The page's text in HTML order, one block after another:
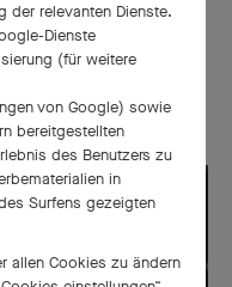
der
der relevanten Dienste.
Dienste
(für weitere
von Google) sowie
bereitgestellten
des Benutzers zu
in
Surfens gezeigten
allen Cookies zu ändern